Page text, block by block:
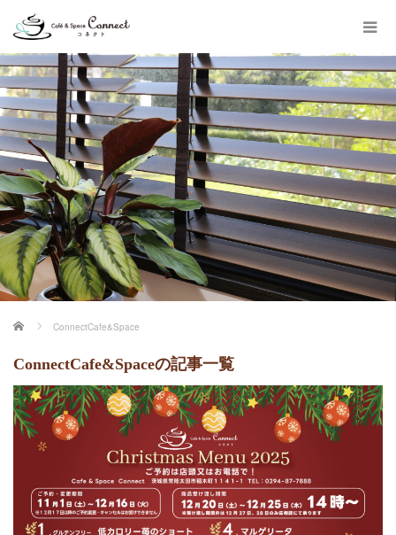
ホーム ConnectCafe&Space
ConnectCafe&Spaceの記事一覧